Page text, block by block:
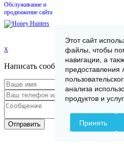
Обслуживание и
продвижение сайта
x
Написать сообщение
Отправить
Этот сайт
файлы, чтобы
навигации, а
предоставления
анализа
продуктов и услуг
Принять